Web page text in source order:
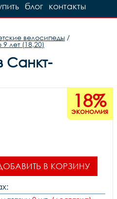
контакты
блог
велосипеды /
лет (18,20)
Санкт-
18%
экономия
В КОРЗИНУ